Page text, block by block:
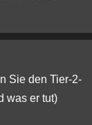
Sie den Tier-2-
was er tut)